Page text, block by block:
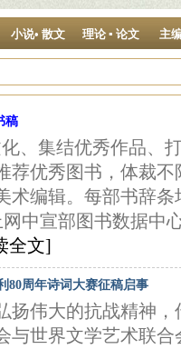
小说• 散文 理论 ▪ 论文 主
稿
、集结优秀作品、
荐优秀图书，体裁
术编辑。每部书辞
中宣部图书数据中
全文]
80周年诗词大赛征稿启事
扬伟大的抗战精神
与世界文学艺术联